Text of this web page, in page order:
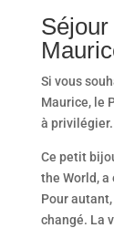
Séjour
Si vous
Maurice, le
à privilégier.
Ce petit
the World,
Pour
changé. La